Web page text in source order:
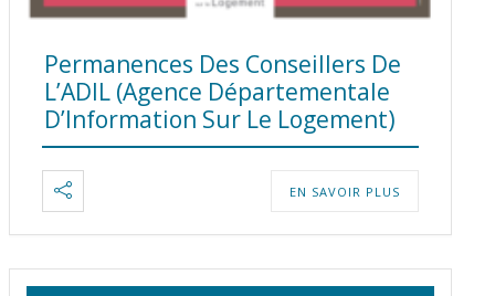
Permanences Des Conseillers De
L’ADIL (Agence Départementale
D’Information Sur Le Logement)
EN SAVOIR PLUS